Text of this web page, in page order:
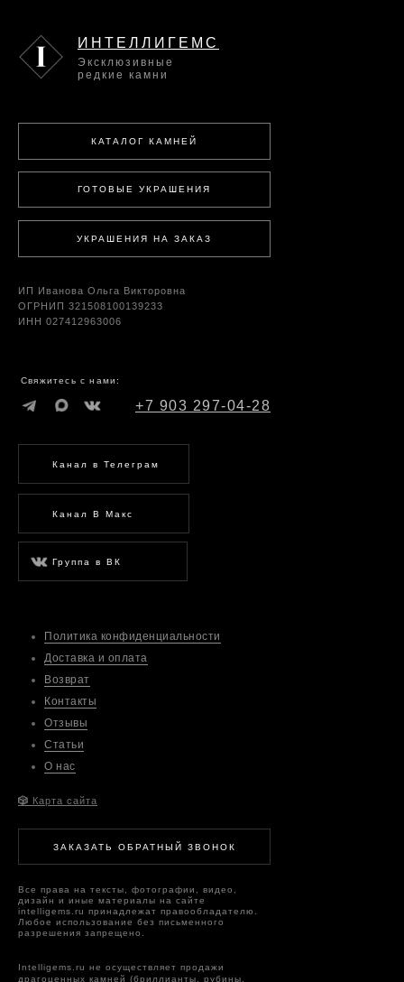
ЗАКАЗАТЬ ОБРАТНЫЙ ЗВОНОК
Intelligems.ru не осуществляет продажи
драгоценных камней (бриллианты, рубины,
Все права на тексты, фотографии, видео,
дизайн и иные материалы на сайте
intelligems.ru принадлежат правообладателю.
Любое использование без письменного
разрешения запрещено.
КАТАЛОГ КАМНЕЙ
УКРАШЕНИЯ НА ЗАКАЗ
ГОТОВЫЕ УКРАШЕНИЯ
Эксклюзивные
редкие камни
ИНТЕЛЛИГЕМС
Политика конфиденциальности
Доставка и оплата
Возврат
Контакты
Отзывы
Статьи
О нас
+7 903 297-04-28
Канал В Макс
Группа в ВК
Канал в Телеграм
Свяжитесь с нами:
🎲 Карта сайта
ИП Иванова Ольга Викторовна
ОГРНИП 321508100139233
ИНН 027412963006